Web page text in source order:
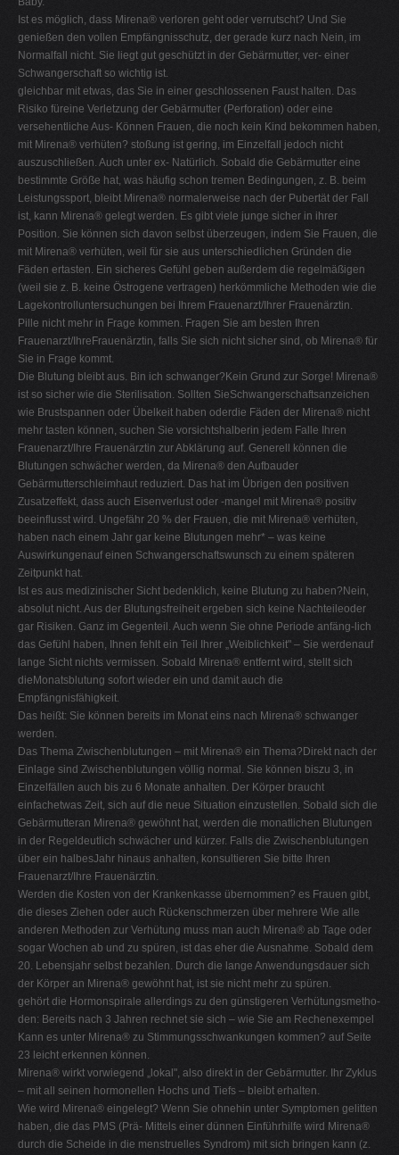
Ist es möglich, dass Mirena® verloren geht oder verrutscht? Und Sie
genießen den vollen Empfängnisschutz, der gerade kurz nach Nein, im
Normalfall nicht. Sie liegt gut geschützt in der Gebärmutter, ver- einer
Schwangerschaft so wichtig ist.
gleichbar mit etwas, das Sie in einer geschlossenen Faust halten. Das
Risiko füreine Verletzung der Gebärmutter (Perforation) oder eine
versehentliche Aus- Können Frauen, die noch kein Kind bekommen haben,
mit Mirena® verhüten? stoßung ist gering, im Einzelfall jedoch nicht
auszuschließen. Auch unter ex- Natürlich. Sobald die Gebärmutter eine
bestimmte Größe hat, was häufig schon tremen Bedingungen, z. B. beim
Leistungssport, bleibt Mirena® normalerweise nach der Pubertät der Fall
ist, kann Mirena® gelegt werden. Es gibt viele junge sicher in ihrer
Position. Sie können sich davon selbst überzeugen, indem Sie Frauen, die
mit Mirena® verhüten, weil für sie aus unterschiedlichen Gründen die
Fäden ertasten. Ein sicheres Gefühl geben außerdem die regelmäßigen
(weil sie z. B. keine Östrogene vertragen) herkömmliche Methoden wie die
Lagekontrolluntersuchungen bei Ihrem Frauenarzt/Ihrer Frauenärztin.
Pille nicht mehr in Frage kommen. Fragen Sie am besten Ihren
Frauenarzt/IhreFrauenärztin, falls Sie sich nicht sicher sind, ob Mirena® für
Sie in Frage kommt.
Die Blutung bleibt aus. Bin ich schwanger?Kein Grund zur Sorge! Mirena®
ist so sicher wie die Sterilisation. Sollten SieSchwangerschaftsanzeichen
wie Brustspannen oder Übelkeit haben oderdie Fäden der Mirena® nicht
mehr tasten können, suchen Sie vorsichtshalberin jedem Falle Ihren
Frauenarzt/Ihre Frauenärztin zur Abklärung auf. Generell können die
Blutungen schwächer werden, da Mirena® den Aufbauder
Gebärmutterschleimhaut reduziert. Das hat im Übrigen den positiven
Zusatzeffekt, dass auch Eisenverlust oder -mangel mit Mirena® positiv
beeinflusst wird. Ungefähr 20 % der Frauen, die mit Mirena® verhüten,
haben nach einem Jahr gar keine Blutungen mehr* – was keine
Auswirkungenauf einen Schwangerschaftswunsch zu einem späteren
Zeitpunkt hat.
Ist es aus medizinischer Sicht bedenklich, keine Blutung zu haben?Nein,
absolut nicht. Aus der Blutungsfreiheit ergeben sich keine Nachteileoder
gar Risiken. Ganz im Gegenteil. Auch wenn Sie ohne Periode anfäng-lich
das Gefühl haben, Ihnen fehlt ein Teil Ihrer „Weiblichkeit" – Sie werdenauf
lange Sicht nichts vermissen. Sobald Mirena® entfernt wird, stellt sich
dieMonatsblutung sofort wieder ein und damit auch die
Empfängnisfähigkeit.
Das heißt: Sie können bereits im Monat eins nach Mirena® schwanger
werden.
Das Thema Zwischenblutungen – mit Mirena® ein Thema?Direkt nach der
Einlage sind Zwischenblutungen völlig normal. Sie können biszu 3, in
Einzelfällen auch bis zu 6 Monate anhalten. Der Körper braucht
einfachetwas Zeit, sich auf die neue Situation einzustellen. Sobald sich die
Gebärmutteran Mirena® gewöhnt hat, werden die monatlichen Blutungen
in der Regeldeutlich schwächer und kürzer. Falls die Zwischenblutungen
über ein halbesJahr hinaus anhalten, konsultieren Sie bitte Ihren
Frauenarzt/Ihre Frauenärztin.
Werden die Kosten von der Krankenkasse übernommen? es Frauen gibt,
die dieses Ziehen oder auch Rückenschmerzen über mehrere Wie alle
anderen Methoden zur Verhütung muss man auch Mirena® ab Tage oder
sogar Wochen ab und zu spüren, ist das eher die Ausnahme. Sobald dem
20. Lebensjahr selbst bezahlen. Durch die lange Anwendungsdauer sich
der Körper an Mirena® gewöhnt hat, ist sie nicht mehr zu spüren.
gehört die Hormonspirale allerdings zu den günstigeren Verhütungsmetho-
den: Bereits nach 3 Jahren rechnet sie sich – wie Sie am Rechenexempel
Kann es unter Mirena® zu Stimmungsschwankungen kommen? auf Seite
23 leicht erkennen können.
Mirena® wirkt vorwiegend „lokal", also direkt in der Gebärmutter. Ihr Zyklus
– mit all seinen hormonellen Hochs und Tiefs – bleibt erhalten.
Wie wird Mirena® eingelegt? Wenn Sie ohnehin unter Symptomen gelitten
haben, die das PMS (Prä- Mittels einer dünnen Einführhilfe wird Mirena®
durch die Scheide in die menstruelles Syndrom) mit sich bringen kann (z.